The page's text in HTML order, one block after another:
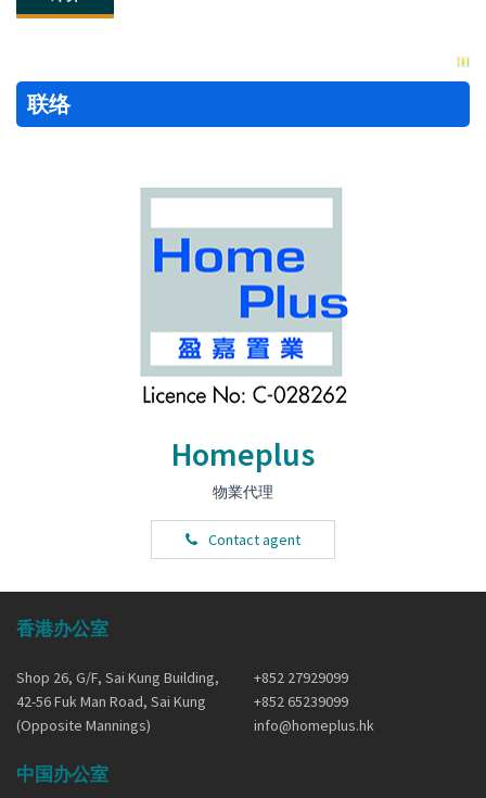
联络
Homeplus
物業代理
Contact agent
香港办公室
Shop 26, G/F, Sai Kung Building,
42-56 Fuk Man Road, Sai Kung
(Opposite Mannings)
+852 27929099
+852 65239099
info@homeplus.hk
中国办公室